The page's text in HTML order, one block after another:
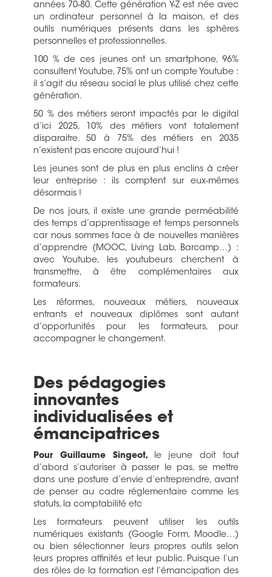
années 70-80. Cette génération Y-Z est née avec
un ordinateur personnel à la maison, et des
outils numériques présents dans les sphères
personnelles et professionnelles.
100 % de ces jeunes ont un smartphone, 96%
consultent Youtube, 75% ont un compte Youtube :
il s’agit du réseau social le plus utilisé chez cette
génération.
50 % des métiers seront impactés par le digital
d’ici 2025, 10% des métiers vont totalement
disparaitre. 50 à 75% des métiers en 2035
n’existent pas encore aujourd’hui !
Les jeunes sont de plus en plus enclins à créer
leur entreprise : ils comptent sur eux-mêmes
désormais !
De nos jours, il existe une grande perméabilité
des temps d’apprentissage et temps personnels
car nous sommes face à de nouvelles manières
d’apprendre (MOOC, Living Lab, Barcamp…) :
avec Youtube, les youtubeurs cherchent à
transmettre, à être complémentaires aux
formateurs.
Les réformes, nouveaux métiers, nouveaux
entrants et nouveaux diplômes sont autant
d’opportunités pour les formateurs, pour
accompagner le changement.
Des pédagogies
innovantes
individualisées et
émancipatrices
Pour Guillaume Singeot,
le jeune doit tout
d’abord s’autoriser à passer le pas, se mettre
dans une posture d’envie d’entreprendre, avant
de penser au cadre réglementaire comme les
statuts, la comptabilité etc
Les formateurs peuvent utiliser les outils
numériques existants (Google Form, Moodle…)
ou bien sélectionner leurs propres outils selon
leurs propres affinités et leur public. Puisque l’un
des rôles de la formation est l’émancipation des